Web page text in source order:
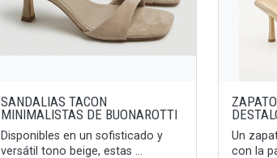
SANDALIAS TACON
MINIMALISTAS DE BUONAROTTI
Disponibles en un sofisticado y
versátil tono beige, estas ...
Un
con la